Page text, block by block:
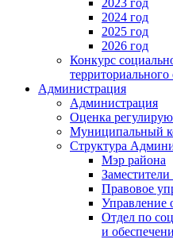
2024 год
2025 год
2026 год
Конкурс
Администрация
Администрация
Оценка
Муниципальный
Структура
Мэр района
Правовое
Управление
Отдел по
и